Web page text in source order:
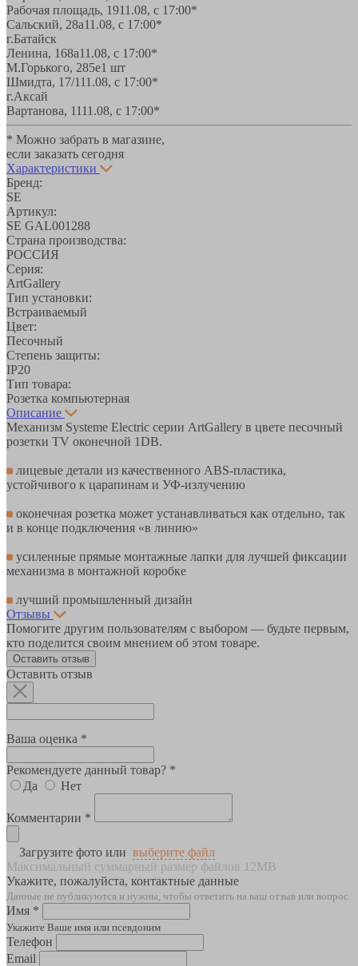
Рабочая площадь, 1911.08, с 17:00*
Сальский, 28a11.08, с 17:00*
г.Батайск
Ленина, 168а11.08, с 17:00*
М.Горького, 285е1 шт
Шмидта, 17/111.08, с 17:00*
г.Аксай
Вартанова, 1111.08, с 17:00*
* Можно забрать в магазине,
если заказать сегодня
Характеристики
Бренд:
SE
Артикул:
SE GAL001288
Страна производства:
РОССИЯ
Серия:
ArtGallery
Тип установки:
Встраиваемый
Цвет:
Песочный
Степень защиты:
IP20
Тип товара:
Розетка компьютерная
Описание
Механизм Systeme Electric серии ArtGallery в цвете песочный
розетки TV оконечной 1DB.
лицевые детали из качественного ABS-пластика,
устойчивого к царапинам и УФ-излучению
оконечная розетка может устанавливаться как отдельно, так
и в конце подключения «в линию»
усиленные прямые монтажные лапки для лучшей фиксации
механизма в монтажной коробке
лучший промышленный дизайн
Отзывы
Помогите другим пользователям с выбором — будьте первым,
кто поделится своим мнением об этом товаре.
Оставить отзыв
Оставить отзыв
Ваша оценка *
Рекомендуете данный товар? *
Да
Нет
Комментарии *
Загрузите фото или выберите файл
Максимальный суммарный размер файлов 12MB
Укажите, пожалуйста, контактные данные
Данные не публикуются и нужны, чтобы ответить на ваш отзыв или вопрос
Имя *
Укажите Ваше имя или псевдоним
Телефон
Email